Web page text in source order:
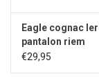
Eagle cognac
pantalon riem
€29,95